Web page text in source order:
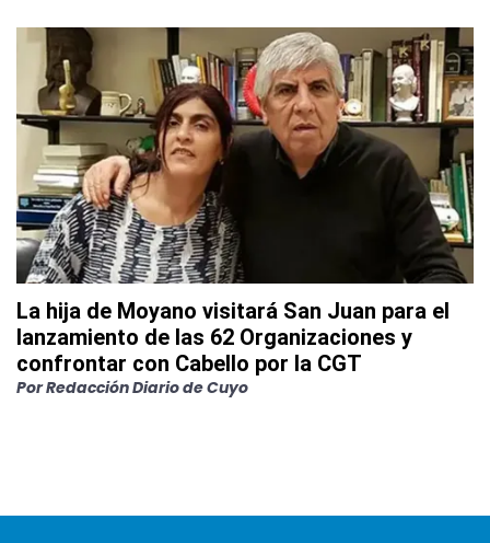
La hija de Moyano visitará San Juan para el
lanzamiento de las 62 Organizaciones y
confrontar con Cabello por la CGT
PorRedacción Diario de Cuyo